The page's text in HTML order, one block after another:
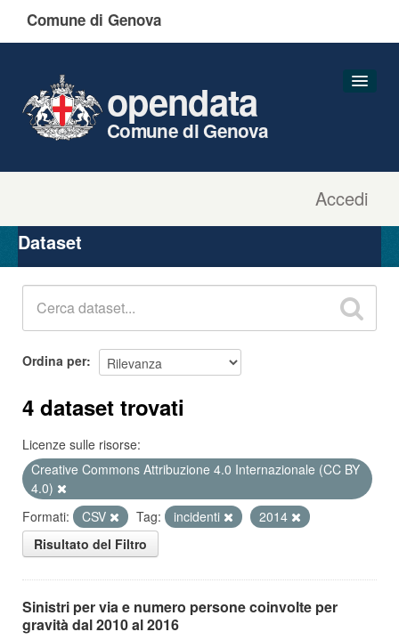
Comune di Genova
Accedi
opendata
Comune di Genova
Organizzazioni
Gruppi
Dataset
Ordina per
4 dataset trovati
Licenze sulle risorse:
Creative Commons Attribuzione 4.0 Internazionale (CC BY
4.0)
Formati:
CSV Tag: incidenti
2014
Risultato del Filtro
Sinistri per via e numero persone coinvolte per
gravità dal 2010 al 2016